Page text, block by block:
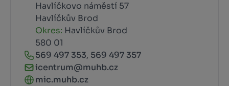
Havlíčkovo náměstí 57
Havlíčkův Brod
Okres: Havlíčkův Brod
580 01
569 497 353, 569 497 357
icentrum@muhb.cz
mic.muhb.cz